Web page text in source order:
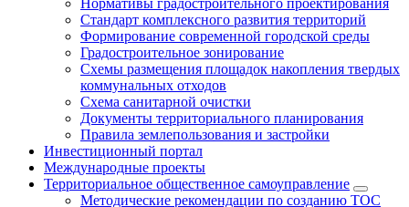
Нормативы градостроительного проектирования
Стандарт комплексного развития территорий
Формирование современной городской среды
Градостроительное зонирование
Схемы размещения площадок накопления твердых
коммунальных отходов
Схема санитарной очистки
Документы территориального планирования
Правила землепользования и застройки
Инвестиционный портал
Международные проекты
Территориальное общественное самоуправление
Методические рекомендации по созданию ТОС